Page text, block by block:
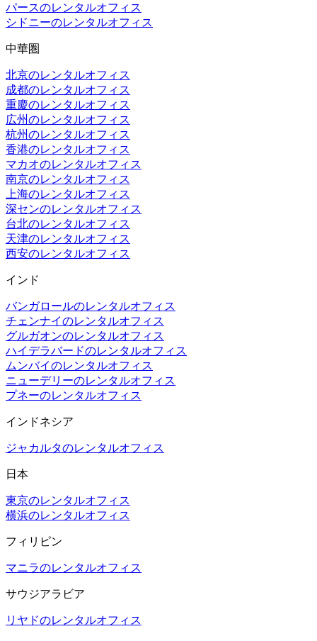
パースのレンタルオフィス
シドニーのレンタルオフィス
中華圏
北京のレンタルオフィス
成都のレンタルオフィス
重慶のレンタルオフィス
広州のレンタルオフィス
杭州のレンタルオフィス
香港のレンタルオフィス
マカオのレンタルオフィス
南京のレンタルオフィス
上海のレンタルオフィス
深センのレンタルオフィス
台北のレンタルオフィス
天津のレンタルオフィス
西安のレンタルオフィス
インド
バンガロールのレンタルオフィス
チェンナイのレンタルオフィス
グルガオンのレンタルオフィス
ハイデラバードのレンタルオフィス
ムンバイのレンタルオフィス
ニューデリーのレンタルオフィス
プネーのレンタルオフィス
インドネシア
ジャカルタのレンタルオフィス
日本
東京のレンタルオフィス
横浜のレンタルオフィス
フィリピン
マニラのレンタルオフィス
サウジアラビア
リヤドのレンタルオフィス